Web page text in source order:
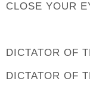
CLOSE YOUR
DICTATOR OF
DICTATOR OF